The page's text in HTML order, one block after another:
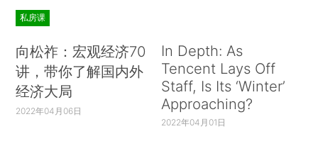
私房课
向松祚：宏观经济70
讲，带你了解国内外
经济大局
2022年04月06日
In Depth: As
Tencent Lays Off
Staff, Is Its ‘Winter’
Approaching?
2022年04月01日